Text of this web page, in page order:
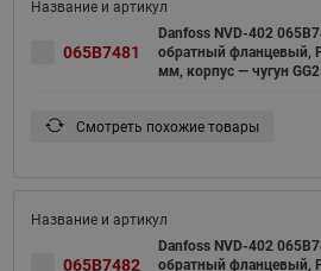
065B7481
Danfoss NVD-402
обратный фланцевый,
мм, корпус — чугун
Смотреть похожие товары
065B7482
Danfoss NVD-402
обратный фланцевый,